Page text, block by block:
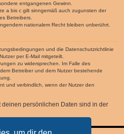
entgangenen Gewinn.
a bis c gilt sinngemäß auch zugunsten der
Betreibers.
nationalem Recht bleiben unberührt.
und die Datenschutzrichtlinie
per E-Mail mitgeteilt.
zu widersprechen. Im Falle des
Betreiber und dem Nutzer bestehende
und verbindlich, wenn der Nutzer den
deinen persönlichen Daten sind in der